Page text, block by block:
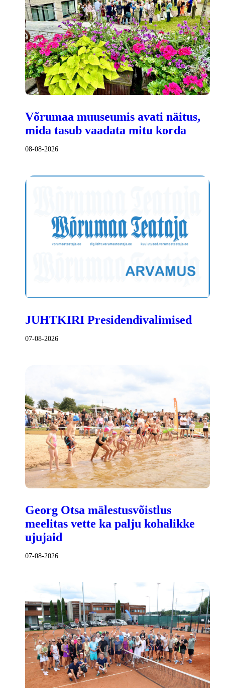
Võrumaa muuseumis avati näitus,
mida tasub vaadata mitu korda
08-08-2026
JUHTKIRI Presidendivalimised
07-08-2026
Georg Otsa mälestusvõistlus
meelitas vette ka palju kohalikke
ujujaid
07-08-2026